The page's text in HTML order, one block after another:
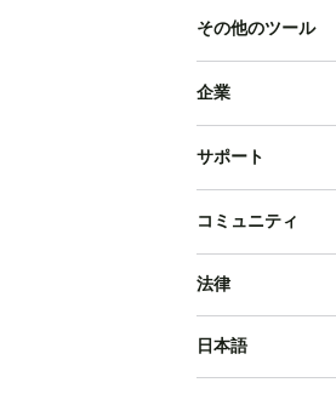
その他のツール
企業
サポート
コミュニティ
法律
日本語